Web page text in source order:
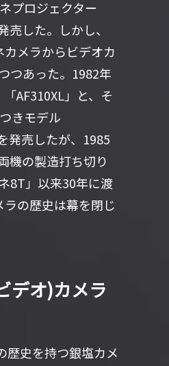
プロジェクター
売した。しかし、
メラからビデオカ
つあった。1982年
AF310XL」と、そ
きモデル
発売したが、1985
機の製造打ち切り
8T」以来30年に渡
の歴史は幕を閉じ
デオ)カメラ
歴史を持つ銀塩カメ